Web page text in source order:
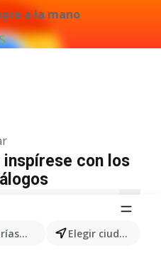
a la mano
productos... Elegir ciudad
con los
J
S U V W